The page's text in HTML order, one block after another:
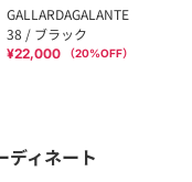
GALLARDAGALANTE
38 / ブラック
¥22,000 （20%OFF）
ディネート